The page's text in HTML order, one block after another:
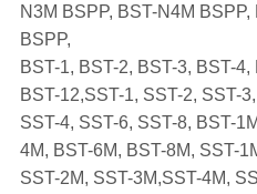
N3M BSPP, BST-N4M
BSPP,
BST-1, BST-2, BST-3, BST-
BST-12,SST-1, SST-2, SST-3,
SST-4, SST-6, SST-8, BST-
4M, BST-6M, BST-8M, SST-
SST-2M, SST-3M,SST-4M,